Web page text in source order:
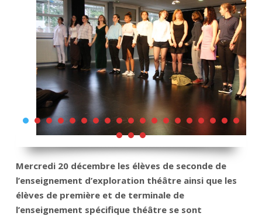
Mercredi 20 décembre les élèves de seconde de
l’enseignement d’exploration théâtre ainsi que les
élèves de première et de terminale de
l’enseignement spécifique théâtre se sont